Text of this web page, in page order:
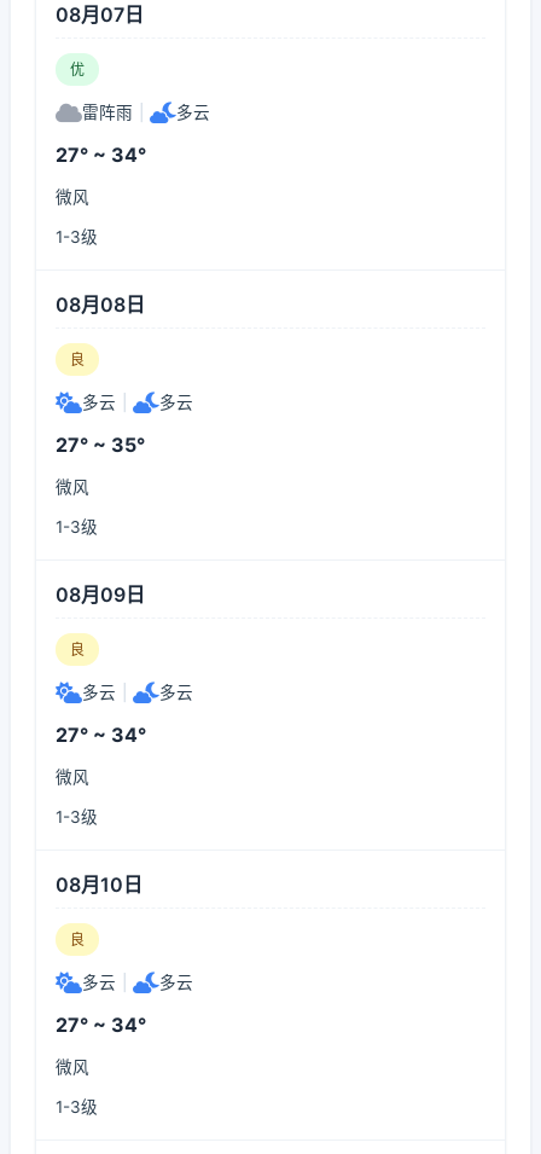
08月07日
优
雷阵雨 多云
27° ~ 34°
微风
1-3级
08月08日
良
多云 多云
27° ~ 35°
微风
1-3级
08月09日
良
多云 多云
27° ~ 34°
微风
1-3级
08月10日
良
多云 多云
27° ~ 34°
微风
1-3级